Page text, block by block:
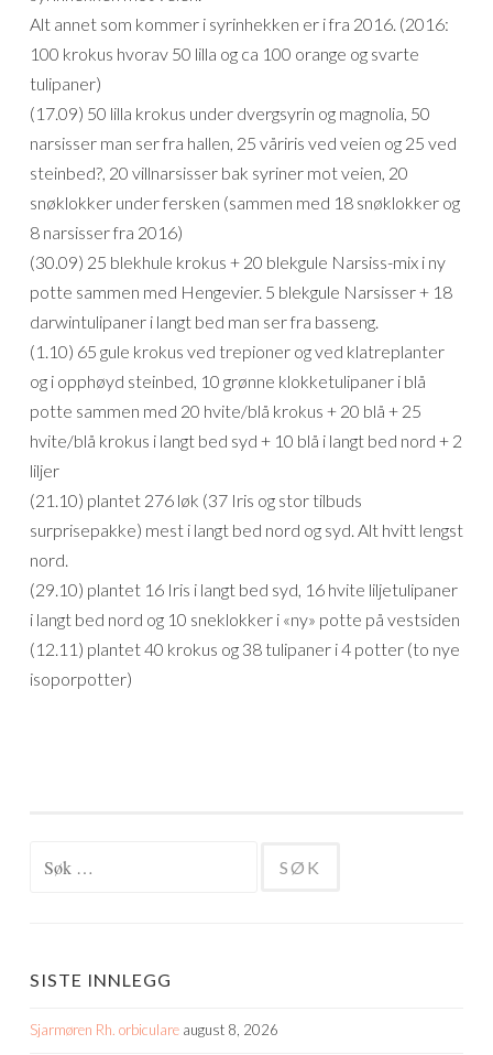
Alt annet som kommer i syrinhekken er i fra 2016. (2016:
100 krokus hvorav 50 lilla og ca 100 orange og svarte
tulipaner)
(17.09) 50 lilla krokus under dvergsyrin og magnolia, 50
narsisser man ser fra hallen, 25 våriris ved veien og 25 ved
steinbed?, 20 villnarsisser bak syriner mot veien, 20
snøklokker under fersken (sammen med 18 snøklokker og
8 narsisser fra 2016)
(30.09) 25 blekhule krokus + 20 blekgule Narsiss-mix i ny
potte sammen med Hengevier. 5 blekgule Narsisser + 18
darwintulipaner i langt bed man ser fra basseng.
(1.10) 65 gule krokus ved trepioner og ved klatreplanter
og i opphøyd steinbed, 10 grønne klokketulipaner i blå
potte sammen med 20 hvite/blå krokus + 20 blå + 25
hvite/blå krokus i langt bed syd + 10 blå i langt bed nord + 2
liljer
(21.10) plantet 276 løk (37 Iris og stor tilbuds
surprisepakke) mest i langt bed nord og syd. Alt hvitt lengst
nord.
(29.10) plantet 16 Iris i langt bed syd, 16 hvite liljetulipaner
i langt bed nord og 10 sneklokker i «ny» potte på vestsiden
(12.11) plantet 40 krokus og 38 tulipaner i 4 potter (to nye
isoporpotter)
SISTE INNLEGG
Sjarmøren Rh. orbiculare august 8, 2026